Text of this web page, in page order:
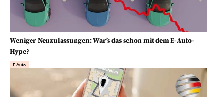
Weniger Neuzulassungen: War’s das schon mit dem E-Auto-
Hype?
E-Auto